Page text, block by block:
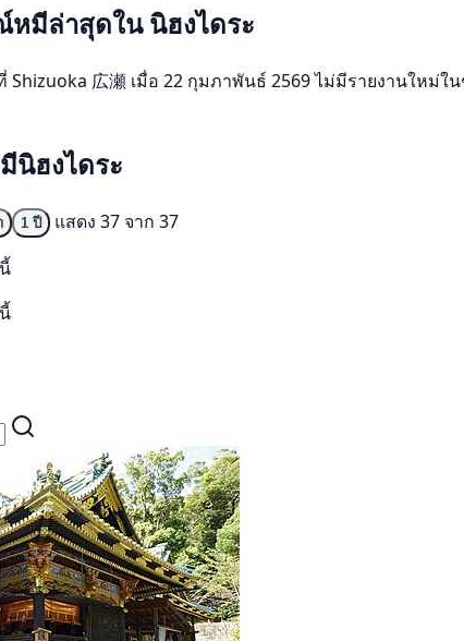
มีล่าสุดใน นิฮงไดระ
Shizuoka 広瀬 เมื่อ 22 กุมภาพันธ์ 2569 ไม่มีรายงานให
นิฮงไดระ
1 ปี
แสดง 37 จาก 37